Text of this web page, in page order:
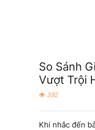
So Sánh
Vượt Trội
392
Khi nhắc đến